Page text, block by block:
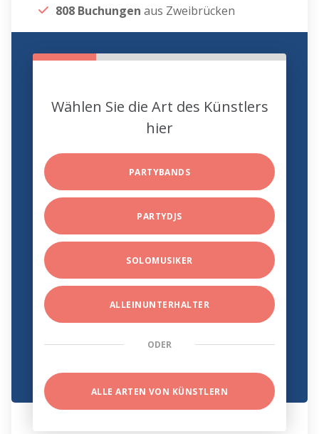
808 Buchungen aus Zweibrücken
Wählen Sie die Art des Künstlers
hier
PARTYBANDS
PARTYDJS
SOLOMUSIKER
ALLEINUNTERHALTER
ODER
ALLE ARTEN VON KÜNSTLERN